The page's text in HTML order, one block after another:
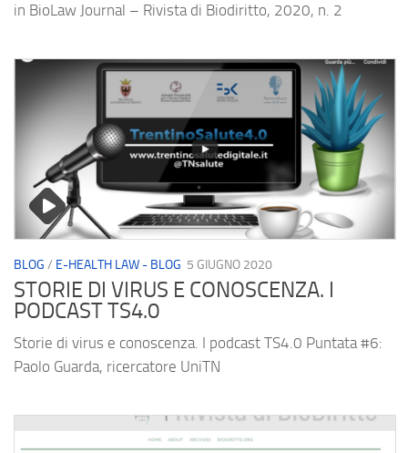
in BioLaw Journal – Rivista di Biodiritto, 2020, n. 2
BLOG / E-HEALTH LAW - BLOG 5 GIUGNO 2020
STORIE DI VIRUS E CONOSCENZA. I
PODCAST TS4.0
Storie di virus e conoscenza. I podcast TS4.0 Puntata #6:
Paolo Guarda, ricercatore UniTN